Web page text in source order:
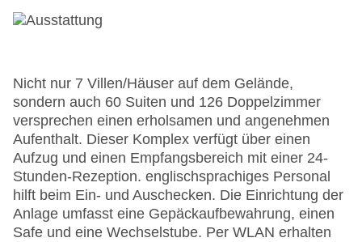
Nicht nur 7 Villen/Häuser auf dem Gelände,
sondern auch 60 Suiten und 126 Doppelzimmer
versprechen einen erholsamen und angenehmen
Aufenthalt. Dieser Komplex verfügt über einen
Aufzug und einen Empfangsbereich mit einer 24-
Stunden-Rezeption. englischsprachiges Personal
hilft beim Ein- und Auschecken. Die Einrichtung der
Anlage umfasst eine Gepäckaufbewahrung, einen
Safe und eine Wechselstube. Per WLAN erhalten